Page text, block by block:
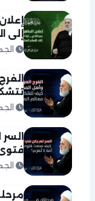
إلى
فتوى